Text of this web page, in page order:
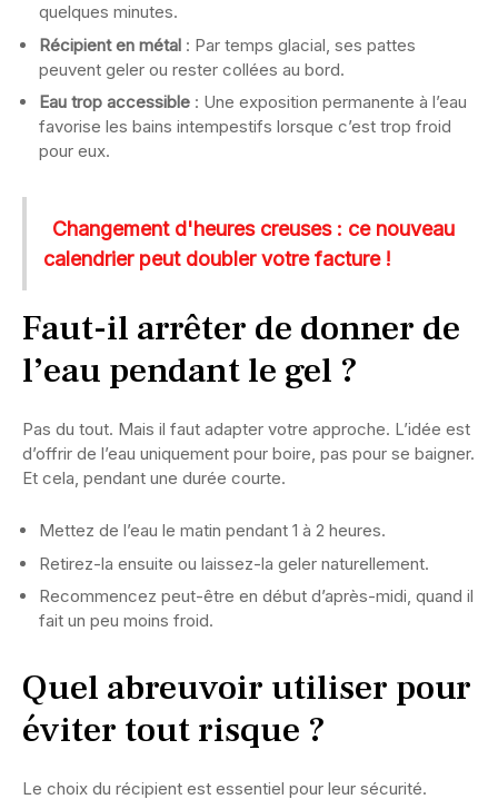
quelques minutes.
Récipient en métal : Par temps glacial, ses pattes
peuvent geler ou rester collées au bord.
Eau trop accessible : Une exposition permanente à l’eau
favorise les bains intempestifs lorsque c’est trop froid
pour eux.
Changement d'heures creuses : ce nouveau
calendrier peut doubler votre facture !
Faut-il arrêter de donner de
l’eau pendant le gel ?
Pas du tout. Mais il faut adapter votre approche. L’idée est
d’offrir de l’eau uniquement pour boire, pas pour se baigner.
Et cela, pendant une durée courte.
Mettez de l’eau le matin pendant 1 à 2 heures.
Retirez-la ensuite ou laissez-la geler naturellement.
Recommencez peut-être en début d’après-midi, quand il
fait un peu moins froid.
Quel abreuvoir utiliser pour
éviter tout risque ?
Le choix du récipient est essentiel pour leur sécurité.